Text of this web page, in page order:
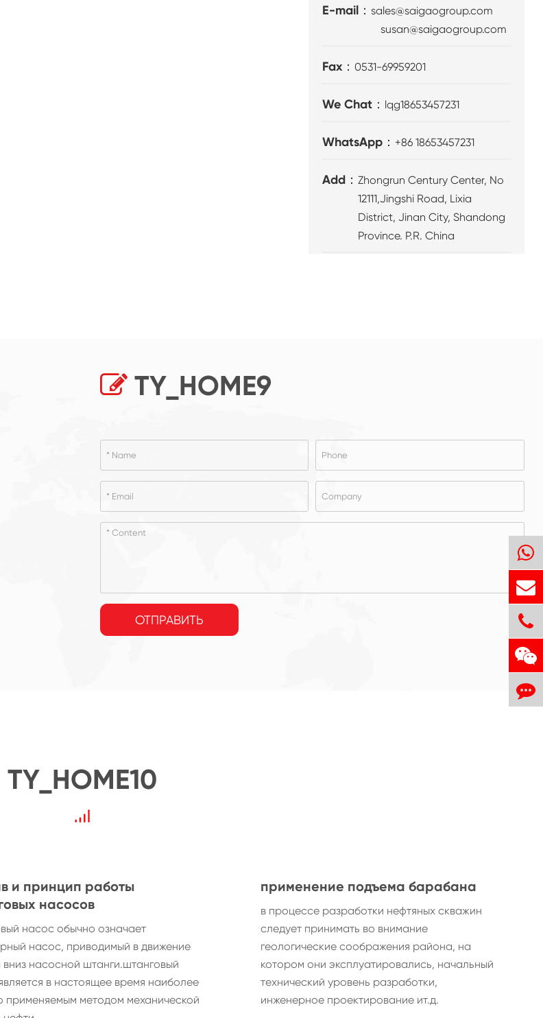
E-mail：sales@saigaogroup.com
susan@saigaogroup.com
Fax：0531-69959201
We Chat： lqg18653457231
WhatsApp： +86 18653457231
Add：Zhongrun Century Center, No
12111,Jingshi Road, Lixia
District, Jinan City, Shandong
Province. P.R. China
TY_HOME9
ОТПРАВИТЬ
TY_HOME10
и принцип работы
насосов
насос обычно означает
насос, приводимый в движение
вниз насосной штанги.штанговый
в настоящее время наиболее
применяемым методом механической
применение подъема барабана
в процессе разработки нефтяных скважин
следует принимать во внимание
геологические соображения района, на
котором они эксплуатировались, начальный
технический уровень разработки,
инженерное проектирование ит.д.